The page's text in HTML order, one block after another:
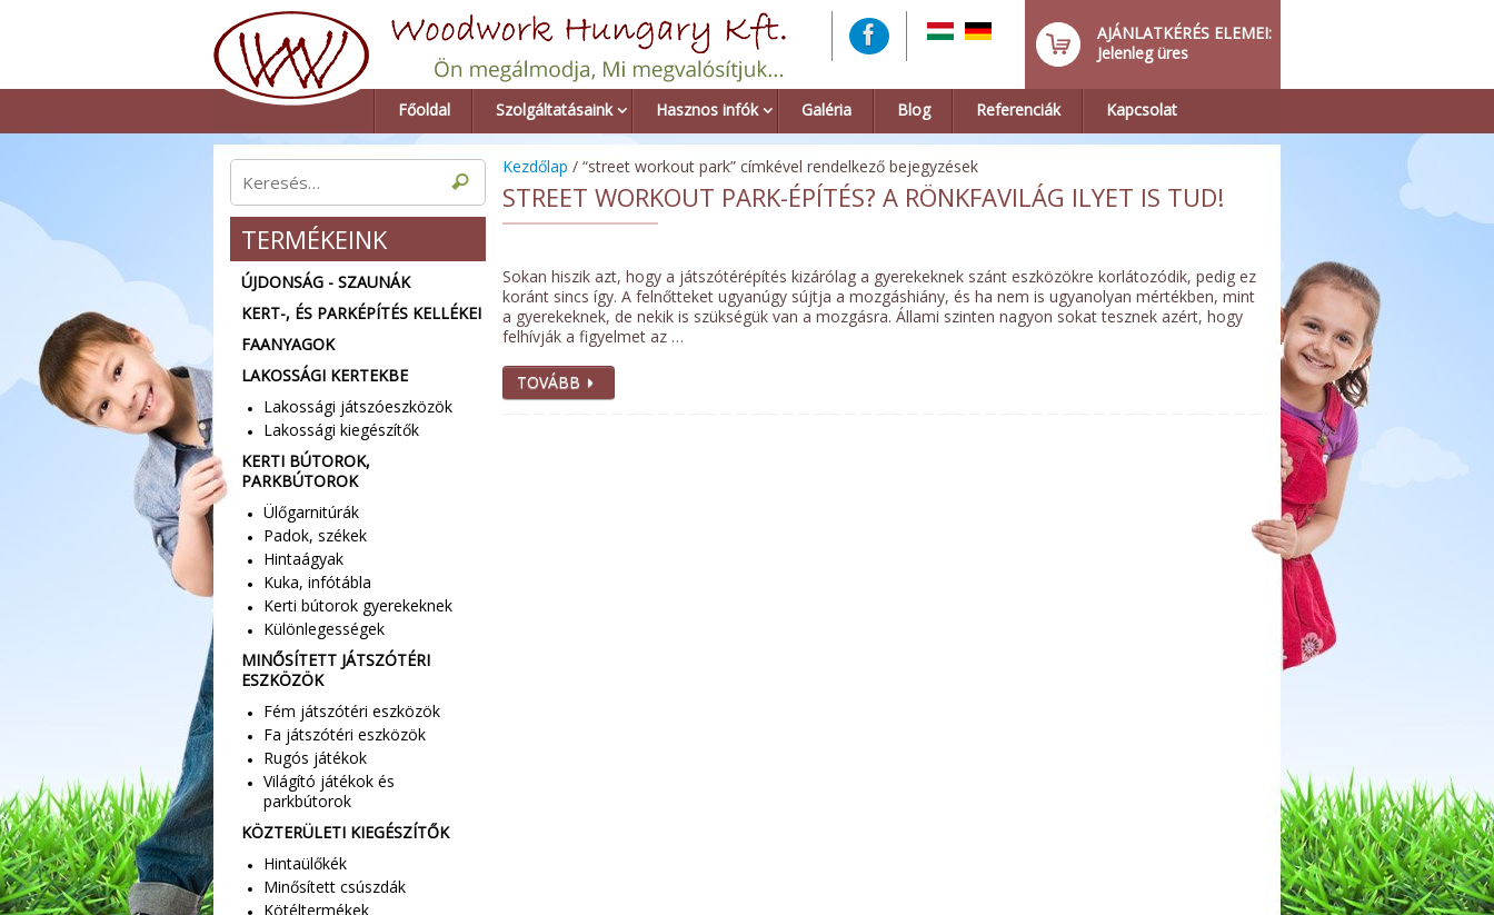
AJÁNLATKÉRÉS ELEMEI:
Jelenleg üres
Főoldal Szolgáltatásaink Hasznos infók Galéria Blog Referenciák Kapcsolat
Kezdőlap / “street workout park” címkével rendelkező bejegyzések
STREET WORKOUT PARK-ÉPÍTÉS? A RÖNKFAVILÁG ILYET IS TUD!
Sokan hiszik azt, hogy a játszótérépítés kizárólag a gyerekeknek szánt eszközökre korlátozódik, pedig ez
koránt sincs így. A felnőtteket ugyanúgy sújtja a mozgáshiány, és ha nem is ugyanolyan mértékben, mint
a gyerekeknek, de nekik is szükségük van a mozgásra. Állami szinten nagyon sokat tesznek azért, hogy
felhívják a figyelmet az …
TOVÁBB
TERMÉKEINK
ÚJDONSÁG - SZAUNÁK
KERT-, ÉS PARKÉPÍTÉS KELLÉKEI
FAANYAGOK
LAKOSSÁGI KERTEKBE
Lakossági játszóeszközök
Lakossági kiegészítők
KERTI BÚTOROK,
PARKBÚTOROK
Ülőgarnitúrák
Padok, székek
Hintaágyak
Kuka, infótábla
Kerti bútorok gyerekeknek
Különlegességek
MINŐSÍTETT JÁTSZÓTÉRI
ESZKÖZÖK
Fém játszótéri eszközök
Fa játszótéri eszközök
Rugós játékok
Világító játékok és
parkbútorok
KÖZTERÜLETI KIEGÉSZÍTŐK
Hintaülőkék
Minősített csúszdák
Kötéltermékek